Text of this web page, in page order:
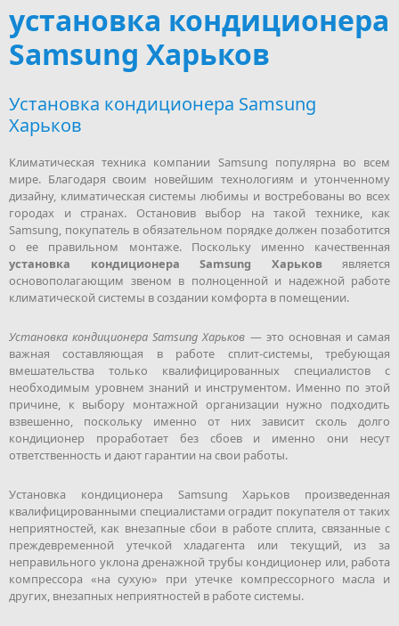
установка кондиционера
Samsung Харьков
Установка кондиционера Samsung
Харьков
Климатическая техника компании Samsung популярна во всем
мире. Благодаря своим новейшим технологиям и утонченному
дизайну, климатическая системы любимы и востребованы во всех
городах и странах. Остановив выбор на такой технике, как
Samsung, покупатель в обязательном порядке должен позаботится
о ее правильном монтаже. Поскольку именно качественная
установка кондиционера Samsung Харьковявляется
основополагающим звеном в полноценной и надежной работе
климатической системы в создании комфорта в помещении.
Установка кондиционера Samsung Харьков — это основная и самая
важная составляющая в работе сплит-системы, требующая
вмешательства только квалифицированных специалистов с
необходимым уровнем знаний и инструментом. Именно по этой
причине, к выбору монтажной организации нужно подходить
взвешенно, поскольку именно от них зависит сколь долго
кондиционер проработает без сбоев и именно они несут
ответственность и дают гарантии на свои работы.
Установка кондиционера Samsung Харьков произведенная
квалифицированными специалистами оградит покупателя от таких
неприятностей, как внезапные сбои в работе сплита, связанные с
преждевременной утечкой хладагента или текущий, из за
неправильного уклона дренажной трубы кондиционер или, работа
компрессора «на сухую» при утечке компрессорного масла и
других, внезапных неприятностей в работе системы.